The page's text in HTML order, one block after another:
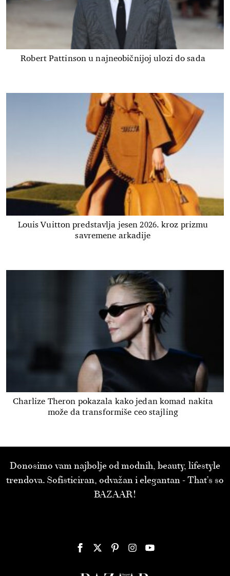
Robert Pattinson u najneobičnijoj ulozi do sada
Louis Vuitton predstavlja jesen 2026. kroz prizmu
savremene arkadije
Charlize Theron pokazala kako jedan komad nakita
može da transformiše ceo stajling
Donosimo vam najbolje od modnih, beauty, lifestyle
trendova. Sofisticiran, odvažan i elegantan - That’s so
BAZAAR!